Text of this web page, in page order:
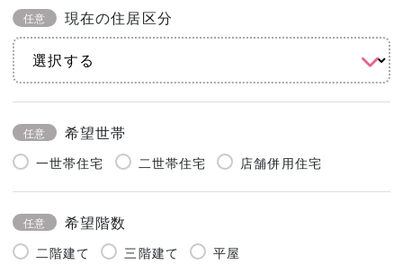
任意 現在の住居区分
任意 希望世帯
一世帯住宅 二世帯住宅 店舗併用住宅
任意 希望階数
二階建て 三階建て 平屋